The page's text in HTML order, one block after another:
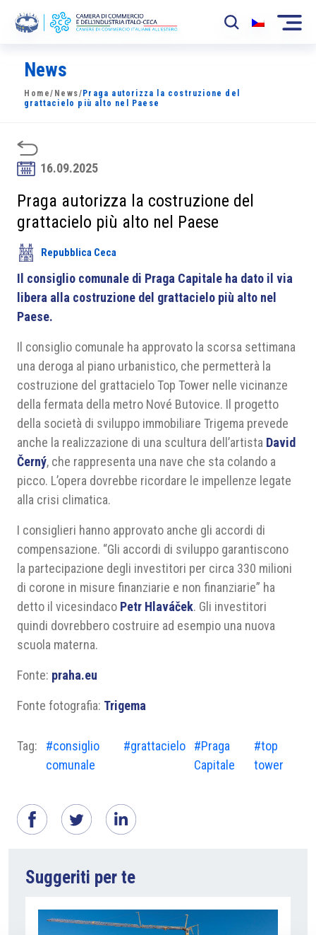
La Camera
News
Sviluppo Mercato
Soci
Partner
Progetti
Area riservata
News
Home/ News/ Praga autorizza la costruzione del
grattacielo più alto nel Paese
16.09.2025
Praga autorizza la costruzione del
grattacielo più alto nel Paese
Repubblica Ceca
Il consiglio comunale di Praga Capitale ha dato il via
libera alla costruzione del grattacielo più alto nel
Paese.
Il consiglio comunale ha approvato la scorsa settimana
una deroga al piano urbanistico, che permetterà la
costruzione del grattacielo Top Tower nelle vicinanze
della fermata della metro Nové Butovice. Il progetto
della società di sviluppo immobiliare Trigema prevede
anche la realizzazione di una scultura dell’artista David
Černý, che rappresenta una nave che sta colando a
picco. L’opera dovrebbe ricordare le impellenze legate
alla crisi climatica.
I consiglieri hanno approvato anche gli accordi di
compensazione. “Gli accordi di sviluppo garantiscono
la partecipazione degli investitori per circa 330 milioni
di corone in misure finanziarie e non finanziarie” ha
detto il vicesindaco Petr Hlaváček. Gli investitori
quindi dovrebbero costruire ad esempio una nuova
scuola materna.
Fonte: praha.eu
Fonte fotografia: Trigema
Tag:
#consiglio
comunale
#grattacielo
#Praga
Capitale
#top
tower
Suggeriti per te